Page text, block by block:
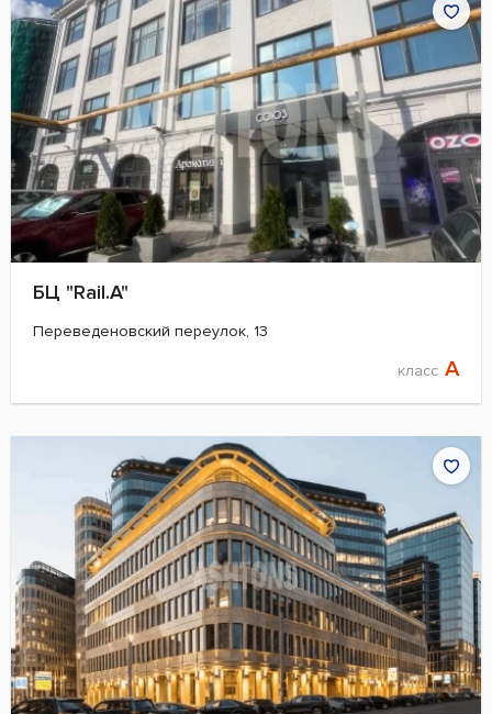
БЦ "Rail.A"
Переведеновский переулок, 13
класс A